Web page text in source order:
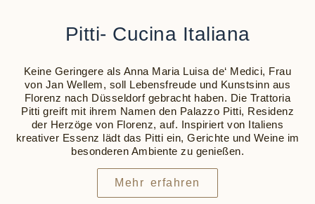
Pitti- Cucina Italiana
Keine Geringere als Anna Maria Luisa de‘ Medici, Frau
von Jan Wellem, soll Lebensfreude und Kunstsinn aus
Florenz nach Düsseldorf gebracht haben. Die Trattoria
Pitti greift mit ihrem Namen den Palazzo Pitti, Residenz
der Herzöge von Florenz, auf. Inspiriert von Italiens
kreativer Essenz lädt das Pitti ein, Gerichte und Weine im
besonderen Ambiente zu genießen.
Mehr erfahren